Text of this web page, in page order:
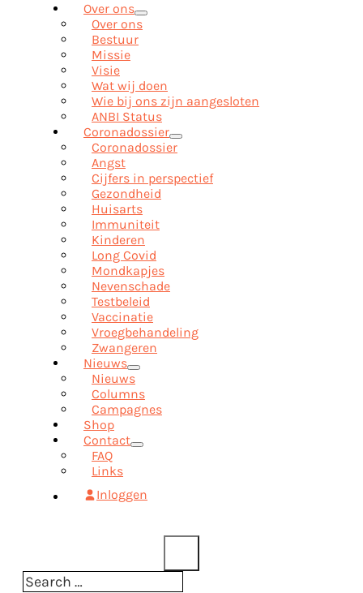
Over ons
Over ons
Bestuur
Missie
Visie
Wat wij doen
Wie bij ons zijn aangesloten
ANBI Status
Coronadossier
Coronadossier
Angst
Cijfers in perspectief
Gezondheid
Huisarts
Immuniteit
Kinderen
Long Covid
Mondkapjes
Nevenschade
Testbeleid
Vaccinatie
Vroegbehandeling
Zwangeren
Nieuws
Nieuws
Columns
Campagnes
Shop
Contact
FAQ
Links
Inloggen